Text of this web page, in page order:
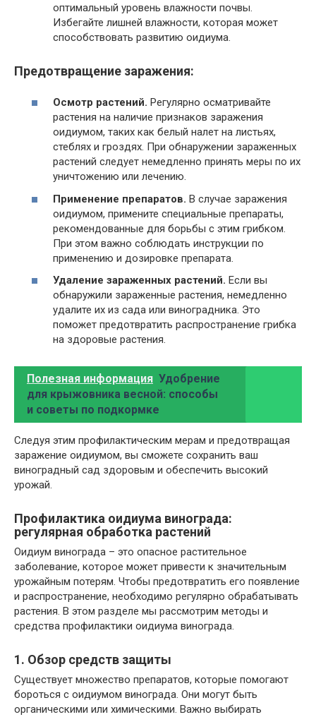
оптимальный уровень влажности почвы.
Избегайте лишней влажности, которая может
способствовать развитию оидиума.
Предотвращение заражения:
Осмотр растений. Регулярно осматривайте
растения на наличие признаков заражения
оидиумом, таких как белый налет на листьях,
стеблях и гроздях. При обнаружении зараженных
растений следует немедленно принять меры по их
уничтожению или лечению.
Применение препаратов. В случае заражения
оидиумом, примените специальные препараты,
рекомендованные для борьбы с этим грибком.
При этом важно соблюдать инструкции по
применению и дозировке препарата.
Удаление зараженных растений. Если вы
обнаружили зараженные растения, немедленно
удалите их из сада или виноградника. Это
поможет предотвратить распространение грибка
на здоровые растения.
Полезная информация Удобрение
для крыжовника весной: способы
и советы по подкормке
Следуя этим профилактическим мерам и предотвращая
заражение оидиумом, вы сможете сохранить ваш
виноградный сад здоровым и обеспечить высокий
урожай.
Профилактика оидиума винограда:
регулярная обработка растений
Оидиум винограда – это опасное растительное
заболевание, которое может привести к значительным
урожайным потерям. Чтобы предотвратить его появление
и распространение, необходимо регулярно обрабатывать
растения. В этом разделе мы рассмотрим методы и
средства профилактики оидиума винограда.
1. Обзор средств защиты
Существует множество препаратов, которые помогают
бороться с оидиумом винограда. Они могут быть
органическими или химическими. Важно выбирать